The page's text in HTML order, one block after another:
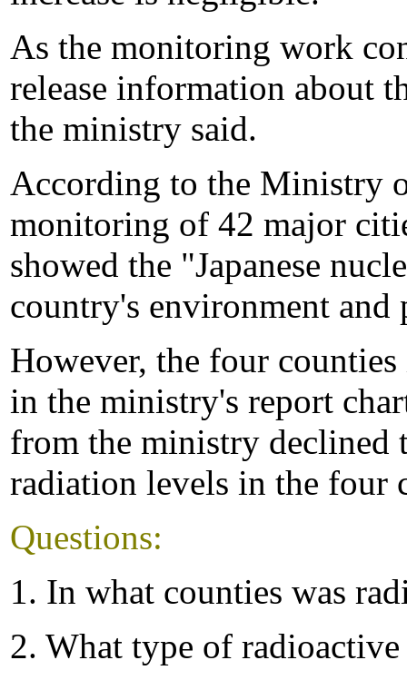
As the monitoring work
release information about
the ministry said.
According to the Ministry
monitoring of 42 major
showed the "Japanese
country's environment
However, the four
in the ministry's report
from the ministry declined
radiation levels in the four
Questions:
1. In what counties was
2. What type of